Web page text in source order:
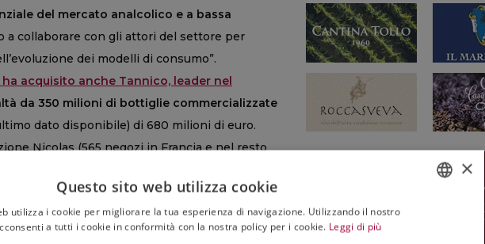
del mercato analcolico e a bassa
a collaborare con gli attori del settore per
dei modelli di consumo”.
acquisito anche Tannico, leader nel
da 350 milioni di bottiglie commercializzate
dato disponibile) di 680 milioni di euro.
Nicolas (565 negozi in Francia e nel resto
e il distributore Covino sull’isola della
di marchi (da Baron de Lestac e Malesan a
passando per Listel nelle Terres du Midi,
Crémants) e 20 aziende vinicole.
×
Questo sito web utilizza cookie
utilizza i cookie per migliorare la tua esperienza di navigazione. Utilizzando il nostro
a tutti i cookie in conformità con la nostra policy per i cookie. Leggi di più